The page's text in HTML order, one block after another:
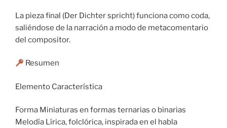
La pieza final (Der Dichter spricht) funciona como coda,
saliéndose de la narración a modo de metacomentario
del compositor.
Resumen
Elemento Característica
Forma Miniaturas en formas ternarias o binarias
Melodía Lírica, folclórica, inspirada en el habla